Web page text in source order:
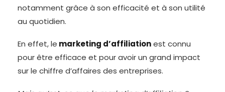
notamment grâce à son efficacité et à son utilité
au quotidien.
En effet, le marketing d’affiliationest connu
pour être efficace et pour avoir un grand impact
sur le chiffre d’affaires des entreprises.